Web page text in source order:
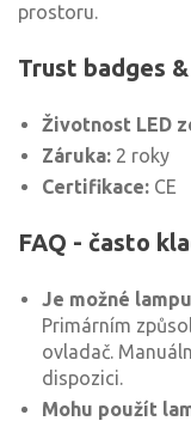
prostoru.
Trust badges
Životnost LED
Záruka: 2 roky
Certifikace: CE
FAQ - často
Je možné
Primárním
ovladač.
dispozici.
Mohu použít